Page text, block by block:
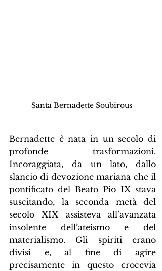
Santa Bernadette Soubirous
Bernadette è nata in un secolo di
profonde trasformazioni.
Incoraggiata, da un lato, dallo
slancio di devozione mariana che il
pontificato del Beato Pio IX stava
suscitando, la seconda metà del
secolo XIX assisteva all’avanzata
insolente dell’ateismo e del
materialismo. Gli spiriti erano
divisi e, al fine di agire
precisamente in questo crocevia